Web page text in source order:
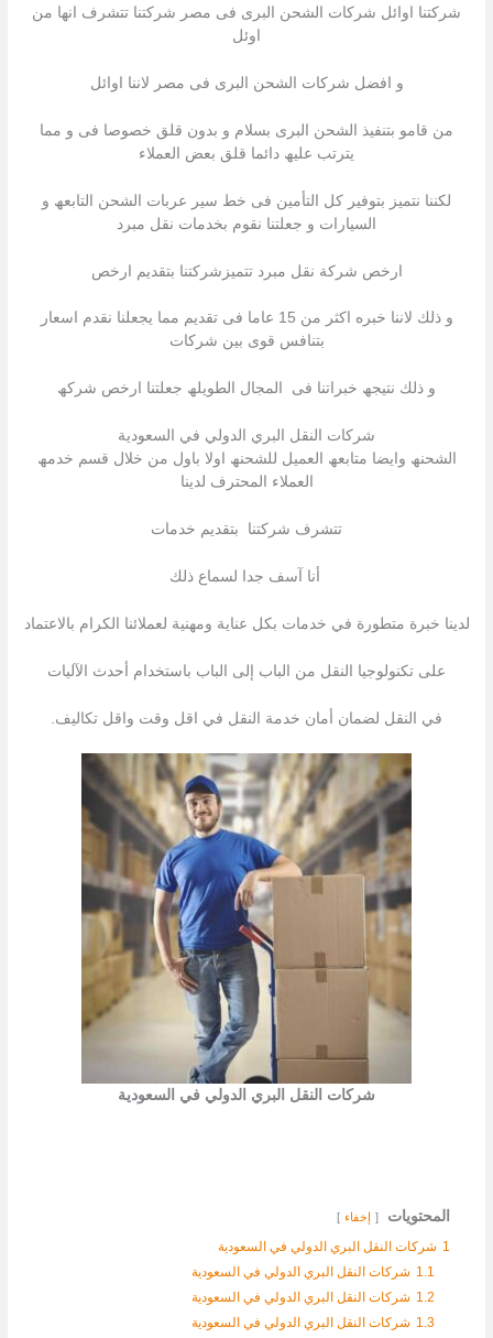
شركتنا اوائل شركات الشحن البرى فى مصر شركتنا تتشرف انھا من
اوئل
و افضل شركات الشحن البرى فى مصر لاننا اوائل
من قامو بتنفیذ الشحن البرى بسلام و بدون قلق خصوصا فى و مما
یترتب علیھ دائما قلق بعض العملاء
لكننا نتمیز بتوفیر كل التأمین فى خط سیر عربات الشحن التابعھ و
السیارات و جعلتنا نقوم بخدمات نقل مبرد
ارخص شركة نقل مبرد تتمیزشركتنا بتقدیم ارخص
و ذلك لاننا خبره اكثر من 15 عاما فى تقدیم مما یجعلنا نقدم اسعار
بتنافس قوى بین شركات
و ذلك نتیجھ خبراتنا فى المجال الطویلھ جعلتنا ارخص شركھ
شركات النقل البري الدولي في السعودية
الشحنھ وایضا متابعھ العمیل للشحنھ اولا باول من خلال قسم خدمھ
العملاء المحترف لدینا
تتشرف شركتنا بتقدیم خدمات
أنا آسف جدا لسماع ذلك
لدينا خبرة متطورة في خدمات بكل عناية ومهنية لعملائنا الكرام بالاعتماد
على تكنولوجيا النقل من الباب إلى الباب باستخدام أحدث الآليات
في النقل لضمان أمان خدمة النقل في اقل وقت واقل تكاليف.
شركات النقل البري الدولي في السعودية
المحتويات إخفاء
1 شركات النقل البري الدولي في السعودية
1.1 شركات النقل البري الدولي في السعودية
1.2 شركات النقل البري الدولي في السعودية
1.3 شركات النقل البري الدولي في السعودية